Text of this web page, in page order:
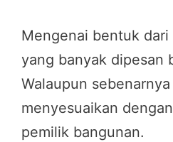
Mengenai bentuk dari
yang banyak dipesan
Walaupun
menyesuaikan
pemilik bangunan.